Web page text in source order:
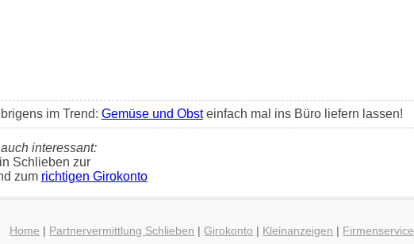
im Trend: Gemüse und Obsteinfach mal ins Büro liefern lassen!
interessant:
Schlieben zur
zum richtigen Girokonto
Home | Partnervermittlung Schlieben |Girokonto | Kleinanzeigen | Firmenservice